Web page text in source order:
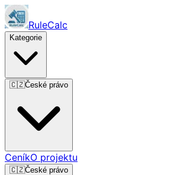
RuleCalc
Kategorie
🇨🇿České právo
CeníkO projektu
🇨🇿České právo